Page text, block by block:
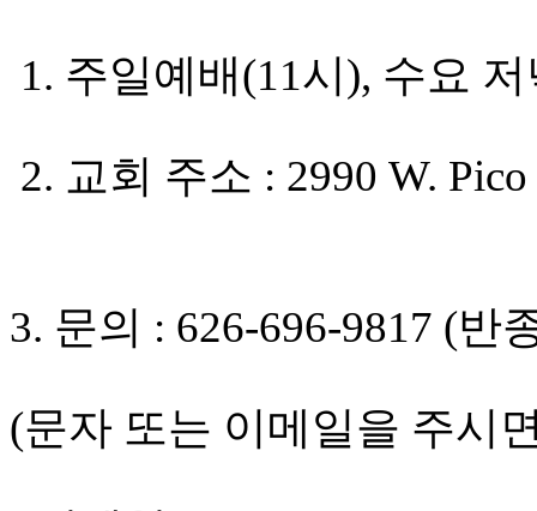
체
출
마
러
소
야
성
비
1. 주일예배(11시), 수요
2. 교회 주소 : 2990 W.
3. 문의 : 626-696-9817 (반
(문자 또는 이메일을 주시